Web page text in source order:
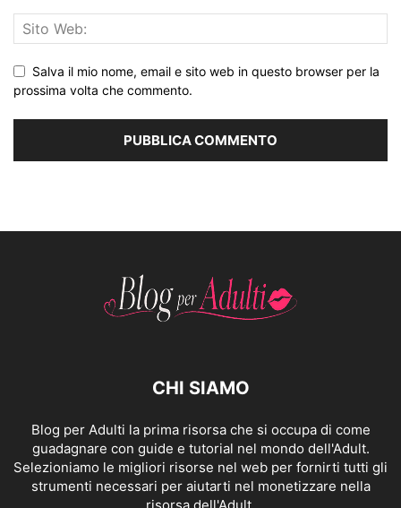
Salva il mio nome, email e sito web in questo browser per la
prossima volta che commento.
CHI SIAMO
Blog per Adulti la prima risorsa che si occupa di come
guadagnare con guide e tutorial nel mondo dell'Adult.
Selezioniamo le migliori risorse nel web per fornirti tutti gli
strumenti necessari per aiutarti nel monetizzare nella